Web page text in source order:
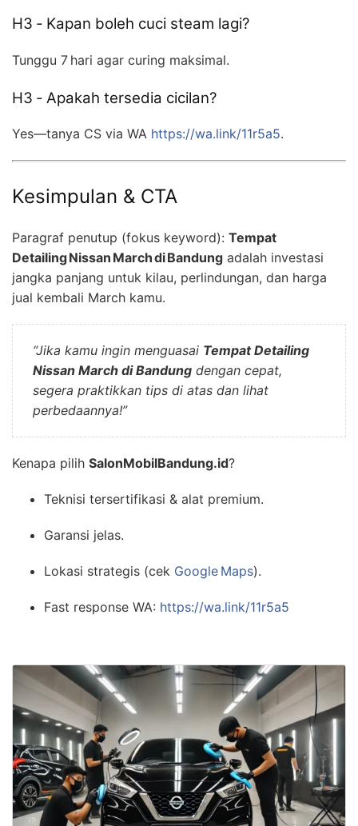
H3 ‑ Kapan boleh cuci steam lagi?
Tunggu 7 hari agar curing maksimal.
H3 ‑ Apakah tersedia cicilan?
Yes—tanya CS via WA https://wa.link/11r5a5.
Kesimpulan & CTA
Paragraf penutup (fokus keyword): Tempat
Detailing Nissan March di Bandung adalah investasi
jangka panjang untuk kilau, perlindungan, dan harga
jual kembali March kamu.
“Jika kamu ingin menguasai Tempat Detailing
Nissan March di Bandung dengan cepat,
segera praktikkan tips di atas dan lihat
perbedaannya!”
Kenapa pilih SalonMobilBandung.id?
Teknisi tersertifikasi & alat premium.
Garansi jelas.
Lokasi strategis (cek Google Maps).
Fast response WA: https://wa.link/11r5a5